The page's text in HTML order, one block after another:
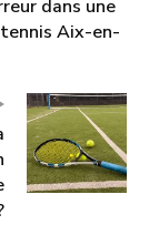
dans une
Aix-en-